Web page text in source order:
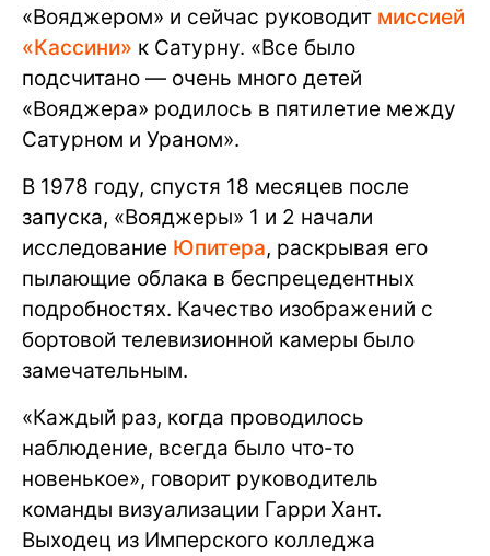
«Вояджером» и сейчас руководит миссией
«Кассини» к Сатурну. «Все было
подсчитано — очень много детей
«Вояджера» родилось в пятилетие между
Сатурном и Ураном».
В 1978 году, спустя 18 месяцев после
запуска, «Вояджеры» 1 и 2 начали
исследование Юпитера, раскрывая его
пылающие облака в беспрецедентных
подробностях. Качество изображений с
бортовой телевизионной камеры было
замечательным.
«Каждый раз, когда проводилось
наблюдение, всегда было что-то
новенькое», говорит руководитель
команды визуализации Гарри Хант.
Выходец из Имперского колледжа